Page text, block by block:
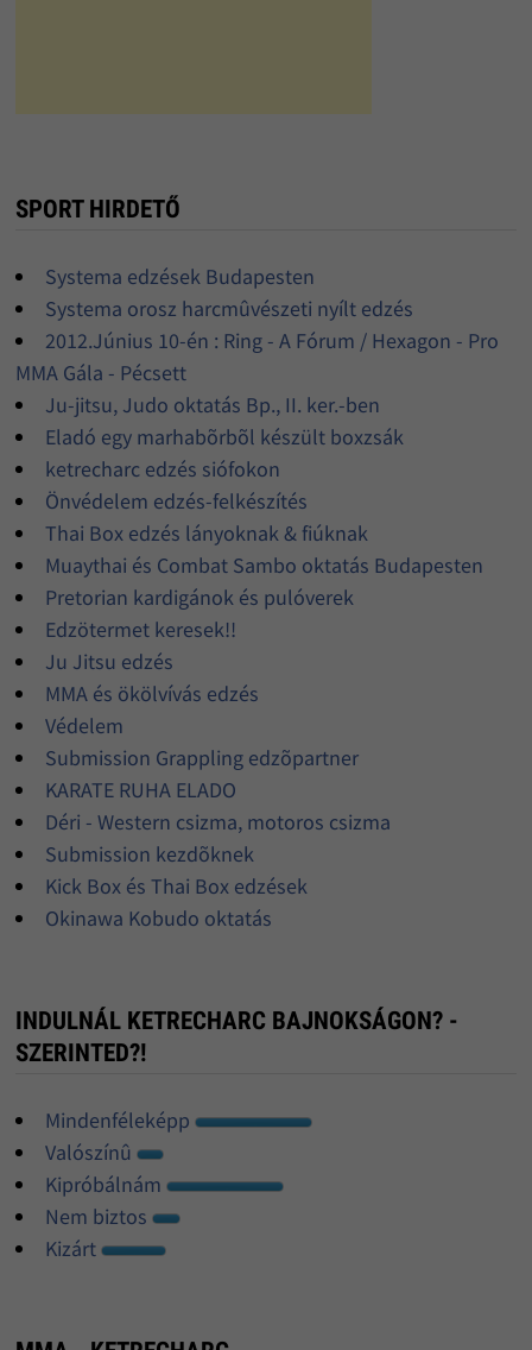
SPORT HIRDETŐ
Systema edzések Budapesten
Systema orosz harcmûvészeti nyílt edzés
2012.Június 10-én : Ring - A Fórum / Hexagon - Pro
MMA Gála - Pécsett
Ju-jitsu, Judo oktatás Bp., II. ker.-ben
Eladó egy marhabõrbõl készült boxzsák
ketrecharc edzés siófokon
Önvédelem edzés-felkészítés
Thai Box edzés lányoknak & fiúknak
Muaythai és Combat Sambo oktatás Budapesten
Pretorian kardigánok és pulóverek
Edzötermet keresek!!
Ju Jitsu edzés
MMA és ökölvívás edzés
Védelem
Submission Grappling edzõpartner
KARATE RUHA ELADO
Déri - Western csizma, motoros csizma
Submission kezdõknek
Kick Box és Thai Box edzések
Okinawa Kobudo oktatás
INDULNÁL KETRECHARC BAJNOKSÁGON? -
SZERINTED?!
Mindenféleképp
Valószínû
Kipróbálnám
Nem biztos
Kizárt